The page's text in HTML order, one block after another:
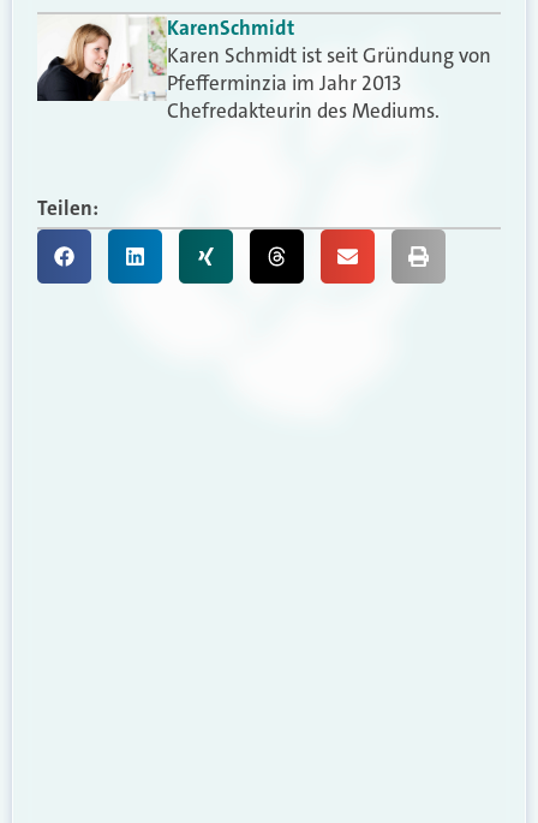
KarenSchmidt
Karen Schmidt ist seit Gründung von
Pfefferminzia im Jahr 2013
Chefredakteurin des Mediums.
Teilen: